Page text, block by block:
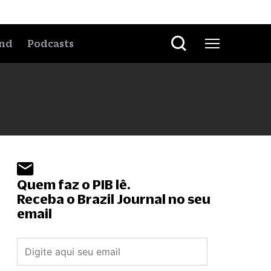
Podcasts
Quem faz o PIB lê.
Receba o Brazil Journal no seu
email